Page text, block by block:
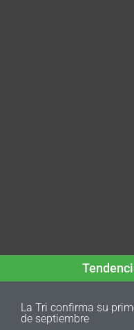
La Tri confirma su
de septiembre